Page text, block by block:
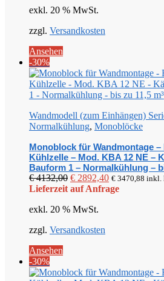
€ 4889,00
exkl. 20 % MwSt.
zzgl. Versandkosten
Ansehen
-30%
Wandmodell (zum Einhängen)
Normalkühlung, Monoblöcke
Monoblock für Wandmontage
Kühlzelle – Mod. KBA 12 NE –
Bauform 1 – Normalkühlung –
€4132,00 Ursprünglicher
Preis
€ 4132,00
€ 2892,40Aktueller
Preis
€ 3470,88 inkl.
Lieferzeit auf Anfrage
exkl. 20 % MwSt.
zzgl. Versandkosten
Ansehen
-30%